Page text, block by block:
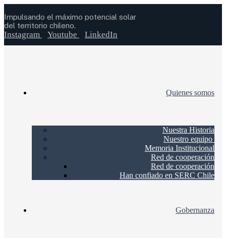
Impulsando el máximo potencial solar
del territorio chileno.
Instagram Youtube LinkedIn
Quienes somos
Nuestra Historia
Nuestro equipo
Memoria Institucional
Red de cooperación
Red de cooperación
Han confiado en SERC Chile
Gobernanza